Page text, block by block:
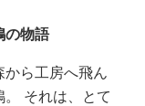
の物語
から工房へ飛ん
それは、とて